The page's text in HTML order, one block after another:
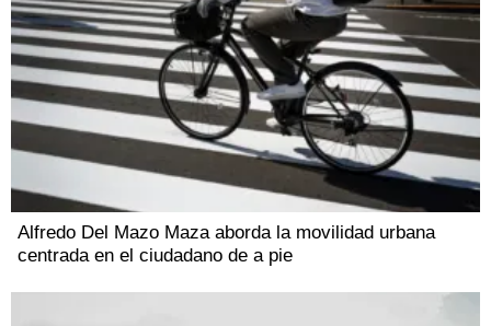
Alfredo Del Mazo Maza aborda la movilidad urbana
centrada en el ciudadano de a pie